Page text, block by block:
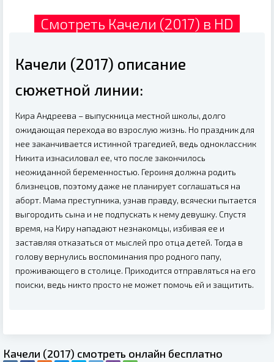
Смотреть Качели (2017) в HD
Качели (2017) описание
сюжетной линии:
Кира Андреева – выпускница местной школы, долго
ожидающая перехода во взрослую жизнь. Но праздник для
нее заканчивается истинной трагедией, ведь одноклассник
Никита изнасиловал ее, что после закончилось
неожиданной беременностью. Героиня должна родить
близнецов, поэтому даже не планирует соглашаться на
аборт. Мама преступника, узнав правду, всячески пытается
выгородить сына и не подпускать к нему девушку. Спустя
время, на Киру нападают незнакомцы, избивая ее и
заставляя отказаться от мыслей про отца детей. Тогда в
голову вернулись воспоминания про родного папу,
проживающего в столице. Приходится отправляться на его
поиски, ведь никто просто не может помочь ей и защитить.
Качели (2017) смотреть онлайн бесплатно